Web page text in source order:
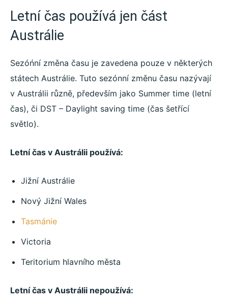
Letní čas používá jen část
Austrálie
Sezóńní změna času je zavedena pouze v některých
státech Austrálie. Tuto sezónní změnu času nazývají
v Austrálii různě, především jako Summer time (letní
čas), či DST – Daylight saving time (čas šetřící
světlo).
Letní čas v Austrálii používá:
Jižní Austrálie
Nový Jižní Wales
Tasmánie
Victoria
Teritorium hlavního města
Letní čas v Austrálii nepoužívá: